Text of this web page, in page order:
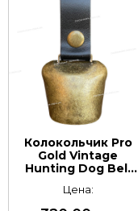
Колокольчик Pro
Gold Vintage
Hunting Dog Bell
собак
Цена: